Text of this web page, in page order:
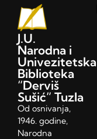
J.U.
Narodna i
Univezitetska
Biblioteka
“Derviš
Sušić” Tuzla
Od osnivanja,
1946. godine,
Narodna